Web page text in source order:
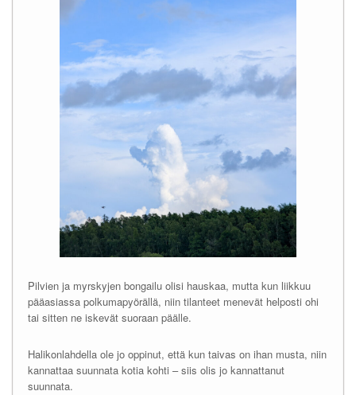
Pilvien ja myrskyjen bongailu olisi hauskaa, mutta kun liikkuu
pääasiassa polkumapyörällä, niin tilanteet menevät helposti ohi
tai sitten ne iskevät suoraan päälle.
Halikonlahdella ole jo oppinut, että kun taivas on ihan musta, niin
kannattaa suunnata kotia kohti – siis olis jo kannattanut
suunnata.